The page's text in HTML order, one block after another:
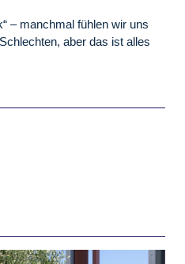
– manchmal fühlen wir uns
aber das ist alles